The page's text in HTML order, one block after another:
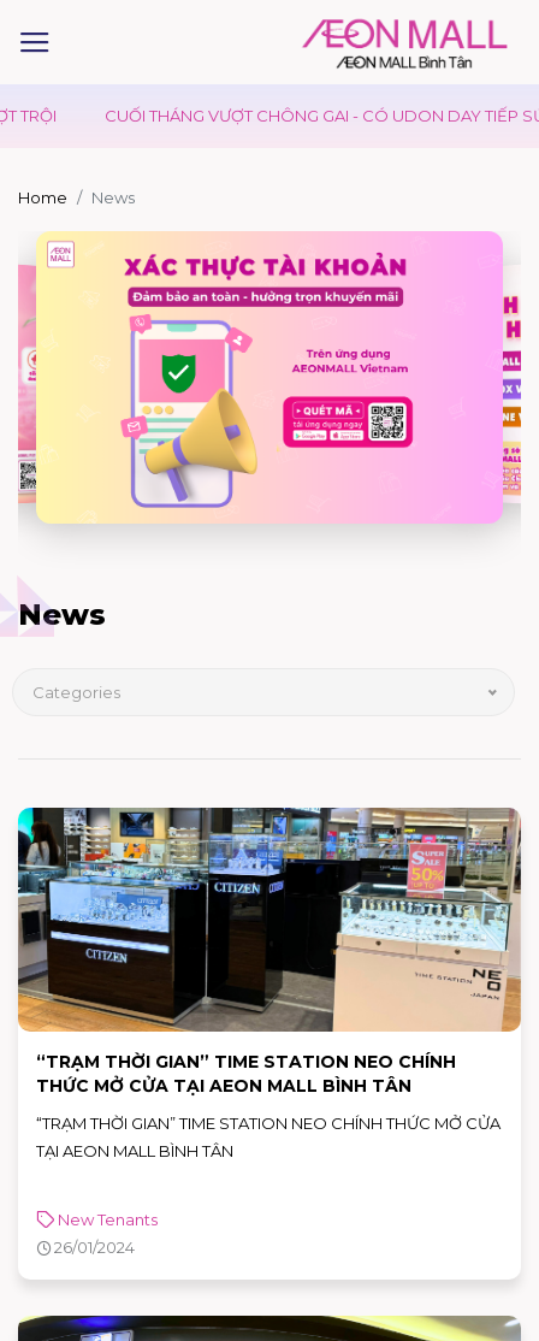
CUỐI THÁNG VƯỢT CHÔNG GAI - CÓ UDON DAY TIẾP SỨC
Home News
News
Categories
“TRẠM THỜI GIAN” TIME STATION NEO CHÍNH
THỨC MỞ CỬA TẠI AEON MALL BÌNH TÂN
“TRẠM THỜI GIAN” TIME STATION NEO CHÍNH THỨC MỞ CỬA
TẠI AEON MALL BÌNH TÂN
New Tenants
26/01/2024